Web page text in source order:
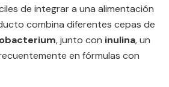
de integrar a una alimentación
combina diferentes cepas de
, junto con inulina, un
en fórmulas con